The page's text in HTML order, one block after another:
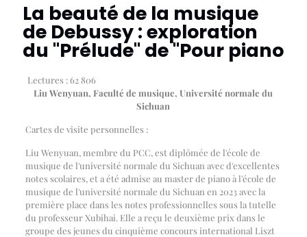
La beauté de la musique
de Debussy : exploration
du "Prélude" de "Pour piano
Lectures :62 806
Liu Wenyuan, Faculté de musique, Université normale du
Sichuan
Cartes de visite personnelles :
Liu Wenyuan, membre du PCC, est diplômée de l'école de
musique de l'université normale du Sichuan avec d'excellentes
notes scolaires, et a été admise au master de piano à l'école de
musique de l'université normale du Sichuan en 2023 avec la
première place dans les notes professionnelles sous la tutelle
du professeur Xubihai. Elle a reçu le deuxième prix dans le
groupe des jeunes du cinquième concours international Liszt